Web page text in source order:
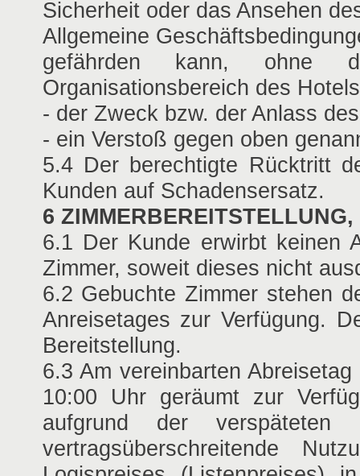
Sicherheit oder das Ansehen
Allgemeine
gefährden kann, ohne
Organisationsbereich des
- der Zweck bzw. der Anlass
- ein Verstoß gegen oben
5.4 Der berechtigte Rücktritt
Kunden auf Schadensersatz.
6
6.1 Der Kunde erwirbt keinen
Zimmer, soweit dieses nicht
6.2 Gebuchte Zimmer stehen
Anreisetages zur Verfügung.
Bereitstellung.
6.3 Am vereinbarten
10:00 Uhr geräumt zur
aufgrund der
vertragsüberschreitende